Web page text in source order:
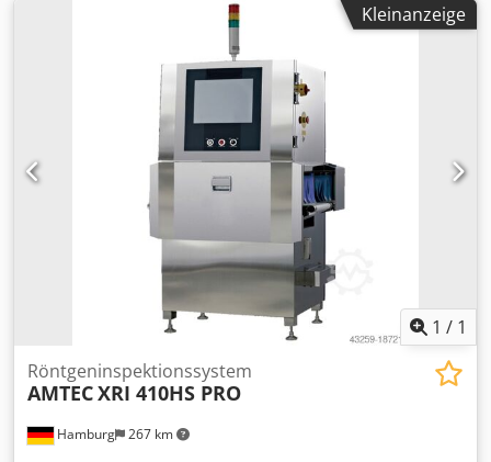
Kleinanzeige
1 / 1
Hamburg 267 km
Röntgeninspektionssystem
AMTECXRI 410HS PRO